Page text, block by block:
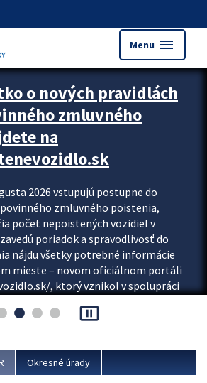
Menu menu
upútavok
o nových pravidlách
zmluvného
na
2026 vstupujú postupne do
zmluvného poistenia,
počet nepoistených vozidiel v
poriadok a spravodlivosť do
nájdu všetky potrebné informácie
mieste – novom oficiálnom portáli
, ktorý vznikol v spolupráci
a Ministerstva vnútra SR.
pause_presentation
Okresné úrady